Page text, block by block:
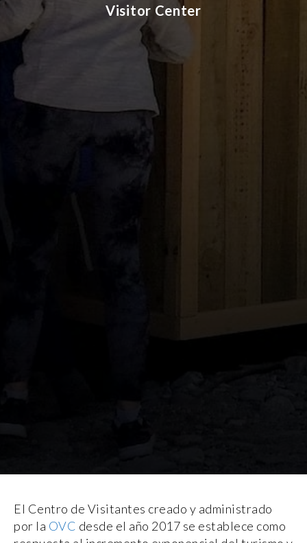
Visitor Center
El Centro de Visitantes creado y administrado
por la OVC desde el año 2017 se establece como